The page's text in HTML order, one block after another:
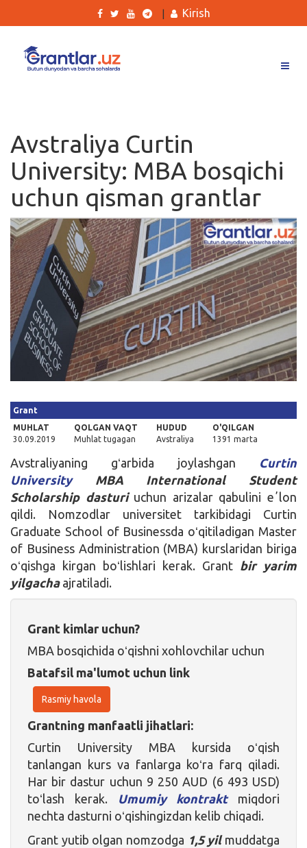
Ishlar
Kurslar
Blog
Yana
Qidirish
Kirish
Kirish
Avstraliya Curtin
University: MBA bosqichi
uchun qisman grantlar
Grant
MUHLAT
30.09.2019
QOLGAN VAQT
Muhlat tugagan
HUDUD
Avstraliya
O'QILGAN
1391 marta
Avstraliyaning gʻarbida joylashgan Curtin
University
MBA International Student
Scholarship dasturi uchun arizalar qabulini eʼlon
qildi. Nomzodlar universitet tarkibidagi Curtin
Graduate School of Businessda oʻqitiladigan Master
of Business Administration (MBA) kurslaridan biriga
oʻqishga kirgan boʻlishlari kerak. Grant bir yarim
yilgachaajratiladi.
Grant kimlar uchun?
MBA bosqichida oʻqishni xohlovchilar uchun
Batafsil ma'lumot uchun link
Rasmiy havola
Grantning manfaatli jihatlari:
Curtin University MBA kursida oʻqish
tanlangan kurs va fanlarga koʻra farq qiladi.
Har bir dastur uchun 9 250 AUD (6 493 USD)
toʻlash kerak.
Umumiy kontraktmiqdori
nechta dasturni oʻqishingizdan kelib chiqadi.
Grant yutib olgan nomzodga 1,5 yilmuddatga